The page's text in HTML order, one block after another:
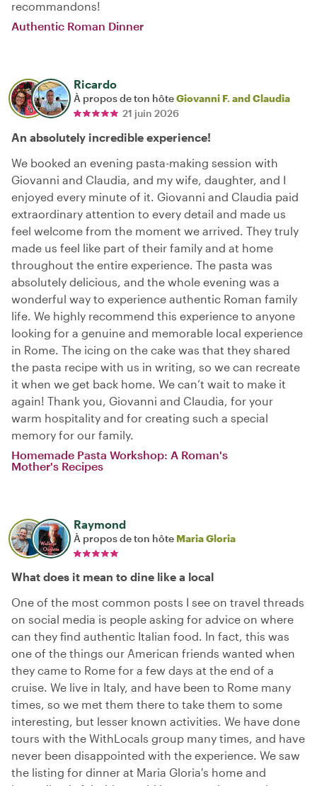
recommandons!
Authentic Roman Dinner
Ricardo
À propos de ton hôteGiovanni F. and Claudia
21 juin 2026
An absolutely incredible experience!
We booked an evening pasta-making session with
Giovanni and Claudia, and my wife, daughter, and I
enjoyed every minute of it. Giovanni and Claudia paid
extraordinary attention to every detail and made us
feel welcome from the moment we arrived. They truly
made us feel like part of their family and at home
throughout the entire experience. The pasta was
absolutely delicious, and the whole evening was a
wonderful way to experience authentic Roman family
life. We highly recommend this experience to anyone
looking for a genuine and memorable local experience
in Rome. The icing on the cake was that they shared
the pasta recipe with us in writing, so we can recreate
it when we get back home. We can’t wait to make it
again! Thank you, Giovanni and Claudia, for your
warm hospitality and for creating such a special
memory for our family.
Homemade Pasta Workshop: A Roman's
Mother's Recipes
Raymond
À propos de ton hôte Maria Gloria
What does it mean to dine like a local
One of the most common posts I see on travel threads
on social media is people asking for advice on where
can they find authentic Italian food. In fact, this was
one of the things our American friends wanted when
they came to Rome for a few days at the end of a
cruise. We live in Italy, and have been to Rome many
times, so we met them there to take them to some
interesting, but lesser known activities. We have done
tours with the WithLocals group many times, and have
never been disappointed with the experience. We saw
the listing for dinner at Maria Gloria's home and